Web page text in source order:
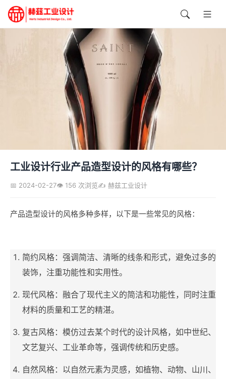
工业设计行业产品造型设计的风格有哪些？
📅 2024-02-27👁️ 156 次浏览✍️ 赫兹工业设计
产品造型设计的风格多种多样，以下是一些常见的风格：
简约风格：强调简洁、清晰的线条和形式，避免过多的
装饰，注重功能性和实用性。
现代风格：融合了现代主义的简洁和功能性，同时注重
材料的质量和工艺的精湛。
复古风格：模仿过去某个时代的设计风格，如中世纪、
文艺复兴、工业革命等，强调传统和历史感。
自然风格：以自然元素为灵感，如植物、动物、山川、